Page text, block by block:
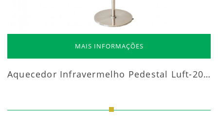
MAIS INFORMAÇÕES
Aquecedor Infravermelho Pedestal Luft-20000